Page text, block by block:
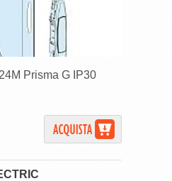
Prisma G IP30